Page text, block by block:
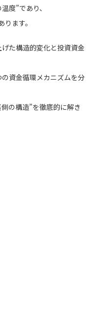
度”であり、
ります。
た構造的変化と投資資金
資金循環メカニズムを分
の構造”を徹底的に解き